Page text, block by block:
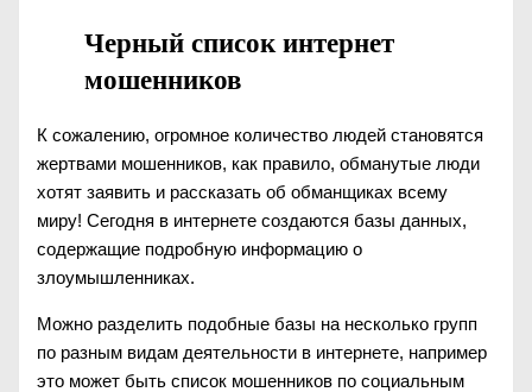
Черный список интернет
мошенников
К сожалению, огромное количество людей становятся
жертвами мошенников, как правило, обманутые люди
хотят заявить и рассказать об обманщиках всему
миру! Сегодня в интернете создаются базы данных,
содержащие подробную информацию о
злоумышленниках.
Можно разделить подобные базы на несколько групп
по разным видам деятельности в интернете, например
это может быть список мошенников по социальным